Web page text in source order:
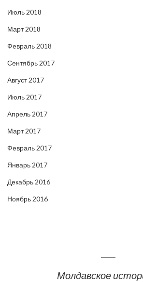
Июль 2018
Март 2018
Февраль 2018
Сентябрь 2017
Август 2017
Июль 2017
Апрель 2017
Март 2017
Февраль 2017
Январь 2017
Декабрь 2016
Ноябрь 2016
Молдавское